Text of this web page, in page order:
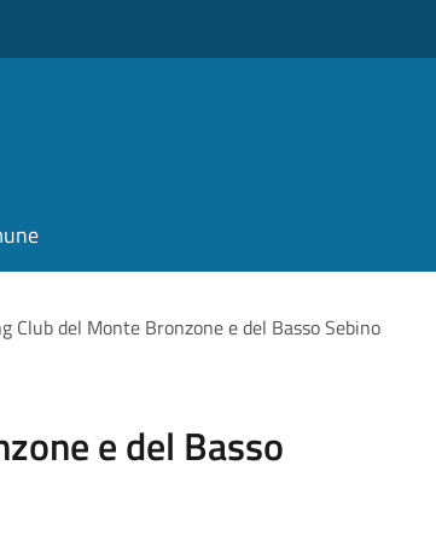
Club del Monte Bronzone e del Basso Sebino
e del Basso